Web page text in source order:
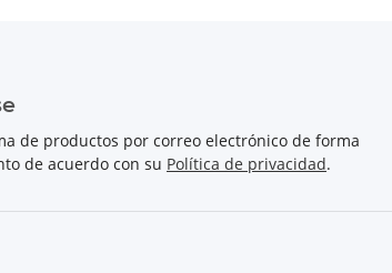
de productos por correo electrónico de forma
de acuerdo con su Política de privacidad.